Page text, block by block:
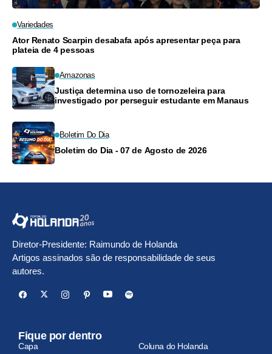
Variedades
Ator Renato Scarpin desabafa após apresentar peça para
plateia de 4 pessoas
Amazonas
Justiça determina uso de tornozeleira para
investigado por perseguir estudante em Manaus
Boletim Do Dia
Boletim do Dia - 07 de Agosto de 2026
Diretor-Presidente: Raimundo de Holanda
Artigos assinados são de responsabilidade de seus
autores.
Fique por dentro
Capa Coluna do Holanda